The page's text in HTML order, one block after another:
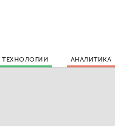
ТЕХНОЛОГИИ АНАЛИТИКА